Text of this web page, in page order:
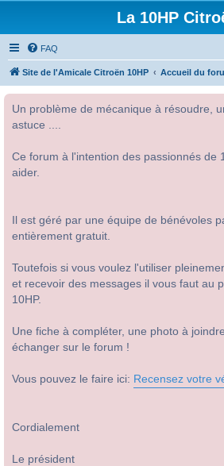
La 10HP
FAQ
Site de l'Amicale Citroën 10HP Accueil du
Un problème de mécanique à résoudre,
astuce ....
Ce forum à l'intention des passionnés de
aider.
Il est géré par une équipe de bénévoles
entièrement gratuit.
Toutefois si vous voulez l'utiliser
et recevoir des messages il vous faut au
10HP.
Une fiche à compléter, une photo à
échanger sur le forum !
Vous pouvez le faire ici: Recensez votre
Cordialement
Le président